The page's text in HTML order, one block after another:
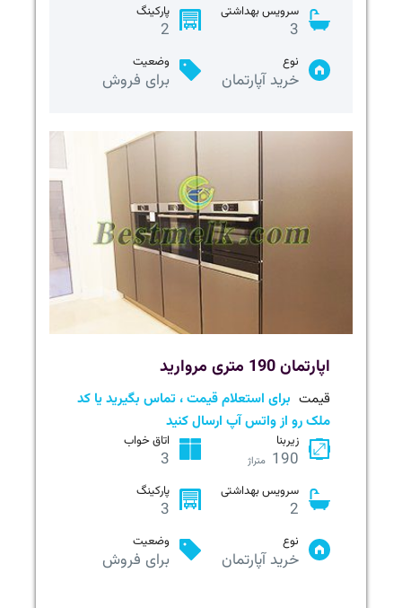
سرویس بهداشتی
3
پارکینگ
2
نوع
خرید آپارتمان
وضعیت
برای فروش
اپارتمان 190 متری مروارید
قیمت برای استعلام قیمت ، تماس بگیرید یا کد
ملک رو از واتس آپ ارسال کنید
زیربنا
190 متراژ
اتاق خواب
3
سرویس بهداشتی
2
پارکینگ
3
نوع
خرید آپارتمان
وضعیت
برای فروش